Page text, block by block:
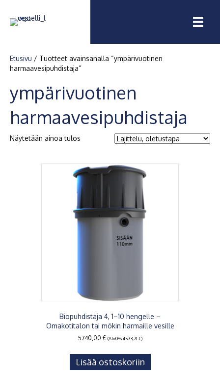
Etusivu / Tuotteet avainsanalla “ympärivuotinen
harmaavesipuhdistaja”
ympärivuotinen
harmaavesipuhdistaja
Näytetään ainoa tulos
Biopuhdistaja 4, 1–10 hengelle –
Omakotitalon tai mökin harmaille vesille
5740,00 € (Alv0%4573,71 €)
Lisää ostoskoriin